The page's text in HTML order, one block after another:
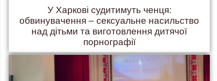
У Харкові судитимуть ченця:
обвинувачення – сексуальне насильство
над дітьми та виготовлення дитячої
порнографії